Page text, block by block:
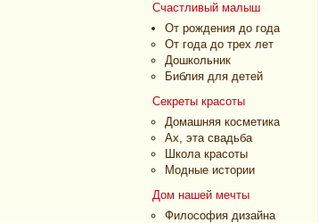
Счастливый малыш
От рождения до года
От года до трех лет
Дошкольник
Библия для детей
Секреты красоты
Домашняя косметика
Ах, эта свадьба
Школа красоты
Модные истории
Дом нашей мечты
Философия дизайна